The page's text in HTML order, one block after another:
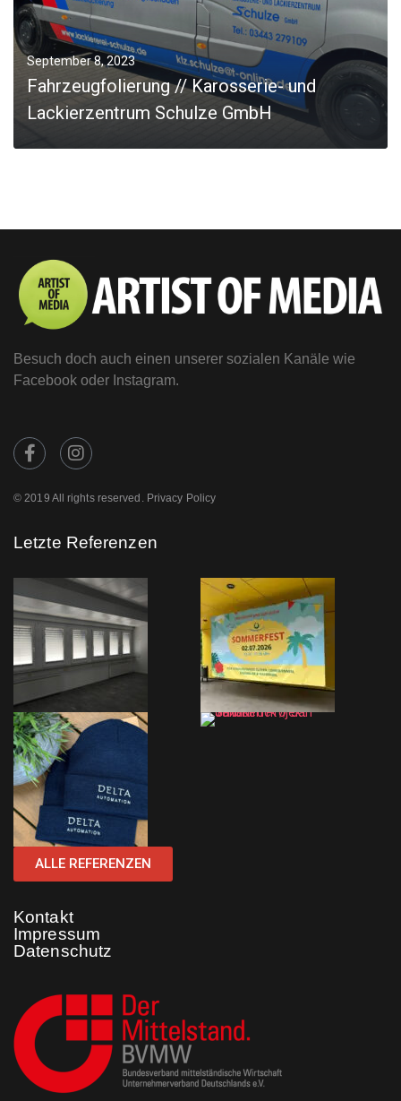
September 8, 2023
Fahrzeugfolierung // Karosserie- und
Lackierzentrum Schulze GmbH
Besuch doch auch einen unserer sozialen Kanäle wie
Facebook oder Instagram.
© 2019 All rights reserved. Privacy Policy
Letzte Referenzen
ALLE REFERENZEN
Kontakt
Impressum
Datenschutz